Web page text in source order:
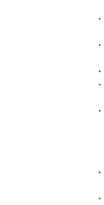
‧
‧
‧
‧
‧
‧
‧